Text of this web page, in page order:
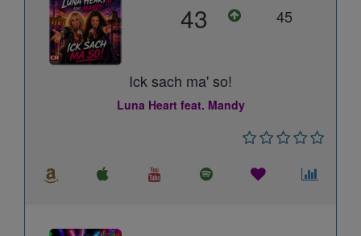
43 45
Ick sach ma' so!
Luna Heart feat. Mandy